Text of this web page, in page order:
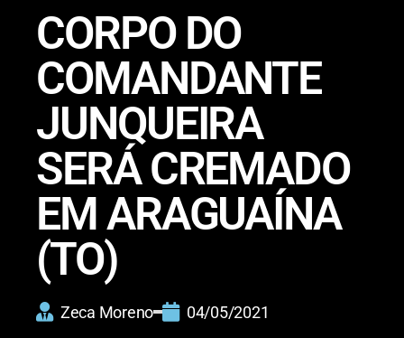
CORPO DO
COMANDANTE
JUNQUEIRA
SERÁ CREMADO
EM ARAGUAÍNA
(TO)
Zeca Moreno 04/05/2021